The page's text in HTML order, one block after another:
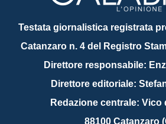
Testata giornalistica registrata
Catanzaro n. 4 del Registro
Direttore responsabile:
Direttore editoriale:
Redazione centrale: Vico
88100 Catanzaro